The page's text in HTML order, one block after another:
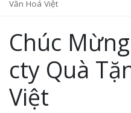
Văn Hoá Việt
Chúc
cty Quà
Việt